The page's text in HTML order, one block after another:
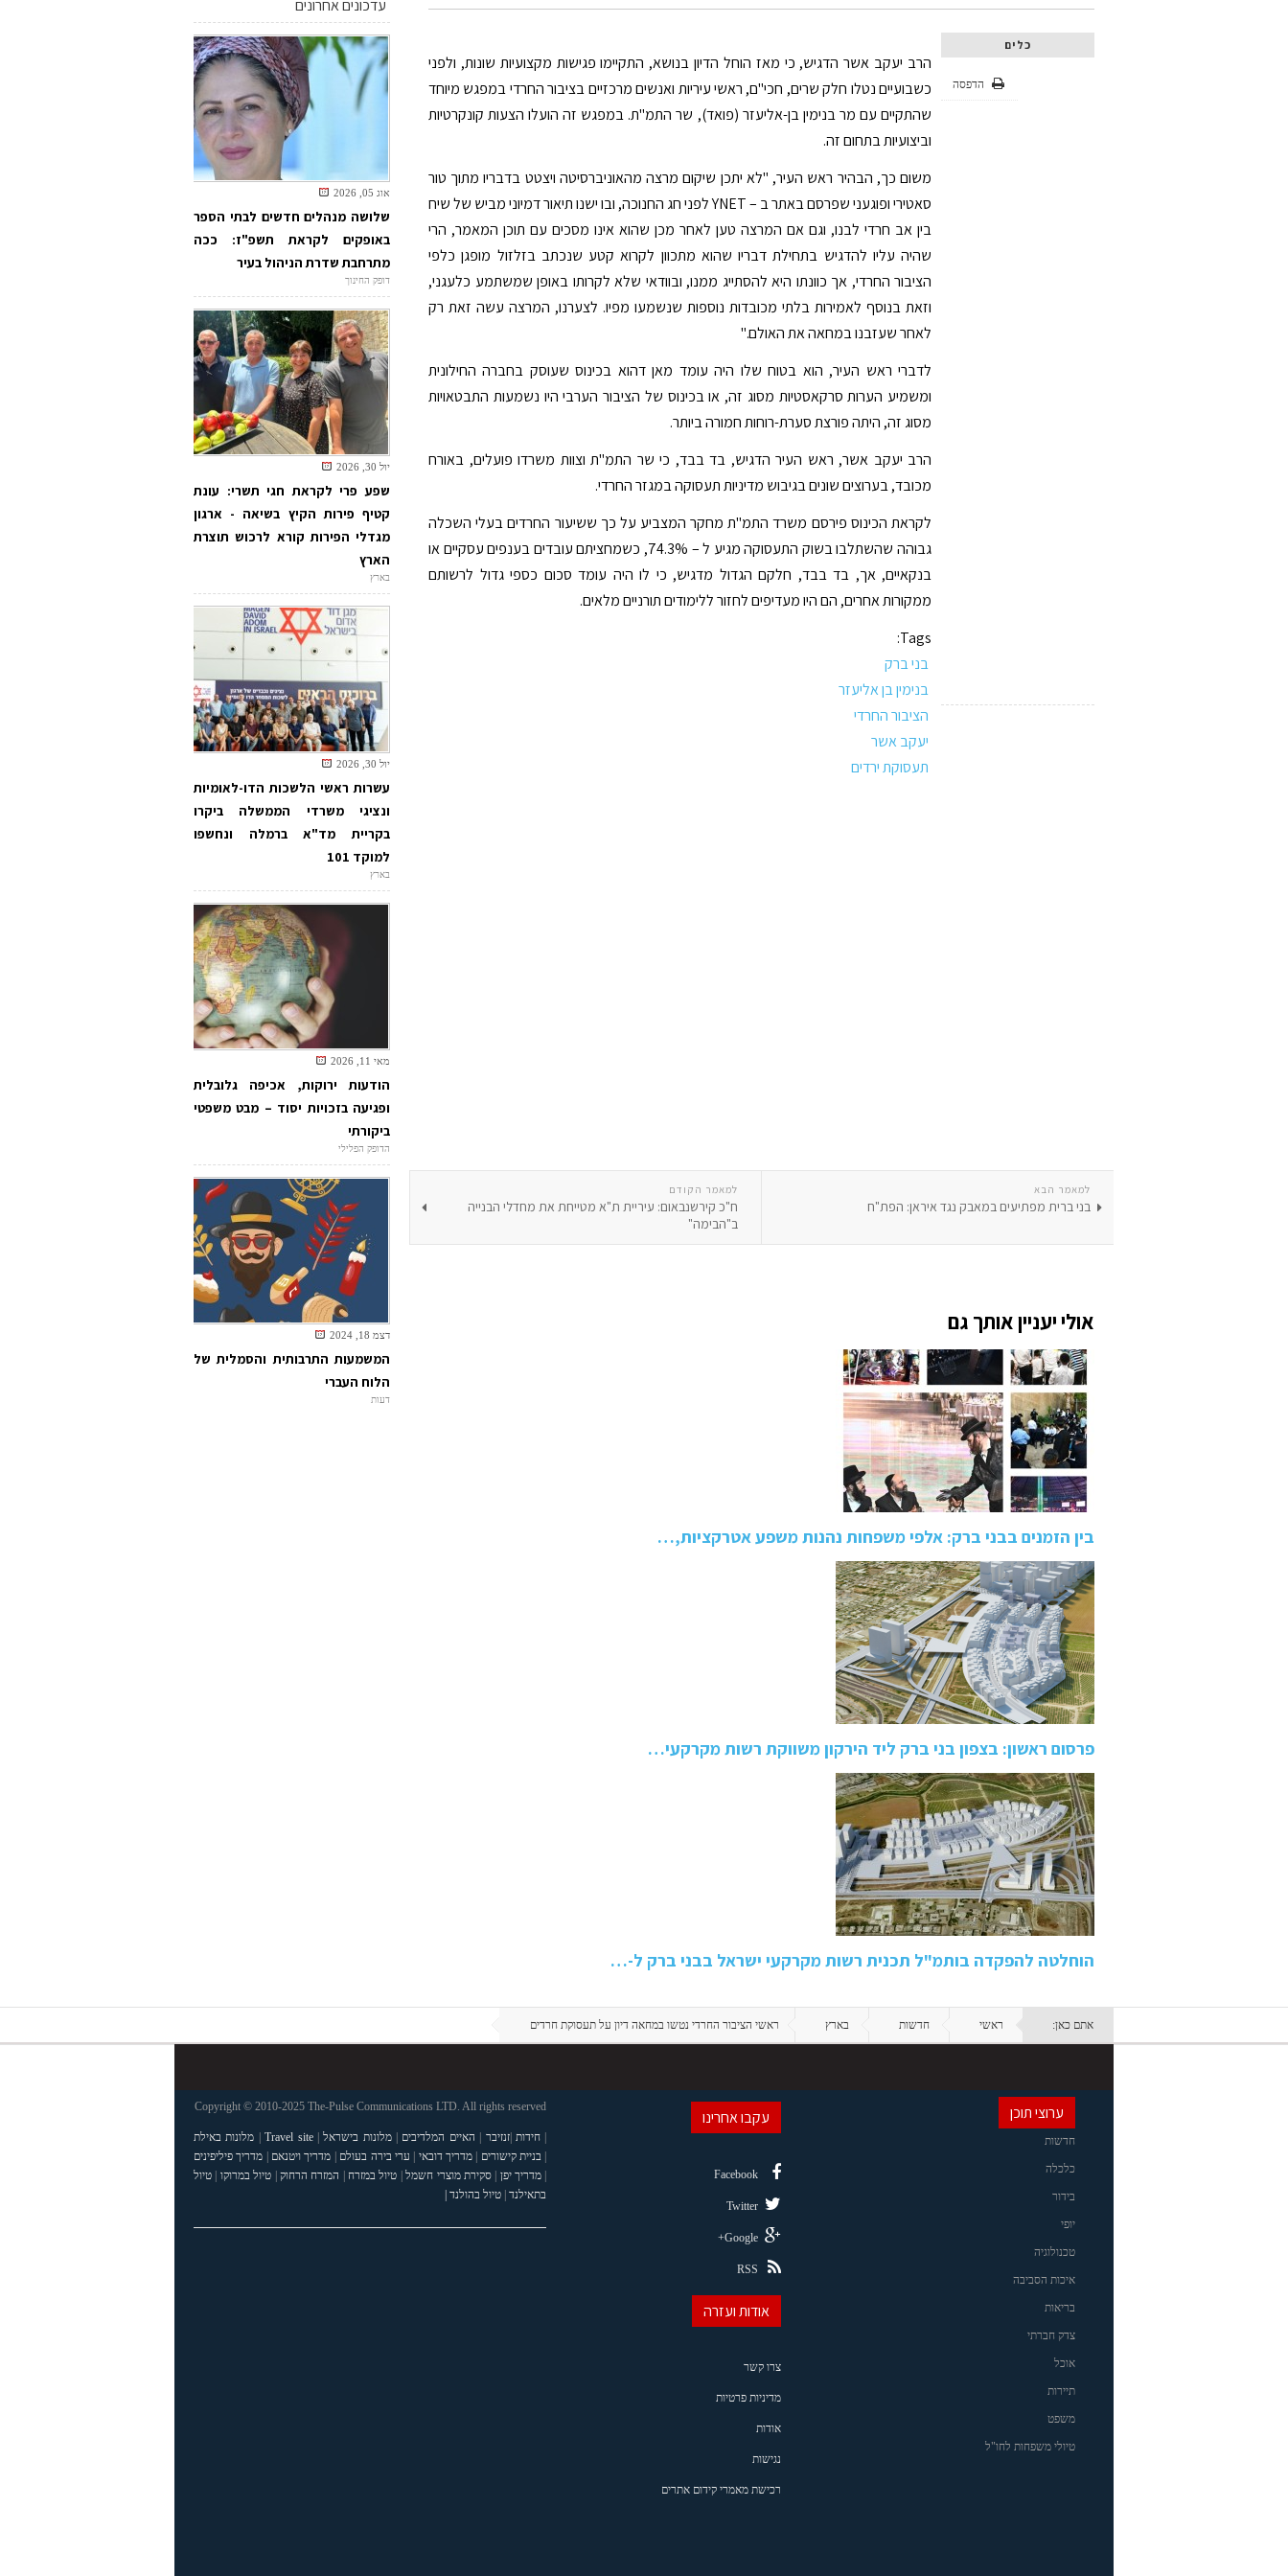
כלים
הדפסה
הרב יעקב אשר הדגיש, כי מאז הוחל הדיון בנושא, התקיימו פגישות מקצועיות שונות, ולפני
כשבועיים נטלו חלק שרים, חכי"ם, ראשי עיריות ואנשים מרכזיים בציבור החרדי במפגש מיוחד
שהתקיים עם מר בנימין בן-אליעזר (פואד), שר התמ"ת. במפגש זה הועלו הצעות קונקרטיות
וביצועיות בתחום זה.
משום כך, הבהיר ראש העיר, "לא יתכן שיקום מרצה מהאוניברסיטה ויצטט בדבריו מתוך טור
סאטירי ופוגעני שפרסם באתר ב – YNET לפני חג החנוכה, ובו ישנו תיאור דמיוני מביש של שיח
בין אב חרדי לבנו, וגם אם המרצה טען לאחר מכן שהוא אינו מסכים עם תוכן המאמר, הרי
שהיה עליו להדגיש בתחילת דבריו שהוא מתכוון לקרוא קטע שנכתב בזלזול מופגן כלפי
הציבור החרדי, אך כוונתו היא להסתייג ממנו, ובוודאי שלא לקרותו באופן שמשתמע כלעגני,
וזאת בנוסף לאמירות בלתי מכובדות נוספות שנשמעו מפיו. לצערנו, המרצה עשה זאת רק
לאחר שעזבנו במחאה את האולם."
לדברי ראש העיר, הוא בטוח שלו היה עומד מאן דהוא בכינוס שעוסק בחברה החילונית
ומשמיע הערות סרקאסטיות מסוג זה, או בכינוס של הציבור הערבי היו נשמעות התבטאויות
מסוג זה, היתה פורצת סערת-רוחות חמורה ביותר.
הרב יעקב אשר, ראש העיר הדגיש, בד בבד, כי שר התמ"ת וצוות משרדו פועלים, באורח
מכובד, בערוצים שונים בגיבוש מדיניות תעסוקה במגזר החרדי.
לקראת הכינוס פירסם משרד התמ"ת מחקר המצביע על כך ששיעור החרדים בעלי השכלה
גבוהה שהשתלבו בשוק התעסוקה מגיע ל – 74.3%, כשמחציתם עובדים בענפים עסקיים או
בנקאיים, אך, בד בבד, חלקם הגדול מדגיש, כי לו היה עומד סכום כספי גדול לרשותם
ממקורות אחרים, הם היו מעדיפים לחזור ללימודים תורניים מלאים.
Tags:
בני ברק
בנימין בן אליעזר
הציבור החרדי
יעקב אשר
תעסוקת ירדים
למאמר הקודם
ח"כ קירשנבאום: עיריית ת"א מטייחת את מחדלי הבנייה
ב"הבימה"
למאמר הבא
בני ברית מפתיעים במאבק נגד איראן: הפת"ח
אולי יעניין אותך גם
בין הזמנים בבני ברק: אלפי משפחות נהנות משפע אטרקציות,…
פרסום ראשון: בצפון בני ברק ליד הירקון משווקת רשות מקרקעי…
הוחלטה להפקדה בותמ"ל תכנית רשות מקרקעי ישראל בבני ברק ל-…
עדכונים אחרונים
אוג 05, 2026
שלושה מנהלים חדשים לבתי הספר
באופקים לקראת תשפ"ז: ככה
מתרחבת שדרת הניהול בעיר
דופק החינוך
יול 30, 2026
שפע פרי לקראת חגי תשרי: עונת
קטיף פירות הקיץ בשיאה - ארגון
מגדלי הפירות קורא לרכוש תוצרת
הארץ
בארץ
יול 30, 2026
עשרות ראשי הלשכות הדו-לאומיות
ונציגי משרדי הממשלה ביקרו
בקריית מד"א ברמלה ונחשפו
למוקד 101
בארץ
מאי 11, 2026
הודעות ירוקות, אכיפה גלובלית
ופגיעה בזכויות יסוד – מבט משפטי
ביקורתי
הדופק הפלילי
דצמ 18, 2024
המשמעות התרבותית והסמלית של
הלוח העברי
דעות
אתם כאן: ראשי חדשות בארץ ראשי הציבור החרדי נטשו במחאה דיון על תעסוקת חרדים
ערוצי תוכן
חדשות
כלכלה
בידור
יופי
טכנולוגיה
איכות הסביבה
בריאות
צדק חברתי
אוכל
תיירות
משפט
טיולי משפחות לחו"ל
עקבו אחרינו
Facebook
Twitter
Google+
RSS
אודות ועזרה
צרו קשר
מדיניות פרטיות
אודות
נגישות
רכישת מאמרי קידום אתרים
Copyright © 2010-2025 The-Pulse Communications LTD. All rights reserved
| חידות |זנזיבר | האיים המלדיבים |מלונות בישראל|
Travel site
| מלונות באילת
| בניית קישורים |מדריך דובאי | ערי בירה בעולם | מדריך ויטנאם | מדריך פיליפינים
| מדריך יפן |סקירת מוצרי חשמל| טיול במזרח | המזרח הרחוק | טיול במרוקו | טיול
בתאילנד| טיול בהולנד |